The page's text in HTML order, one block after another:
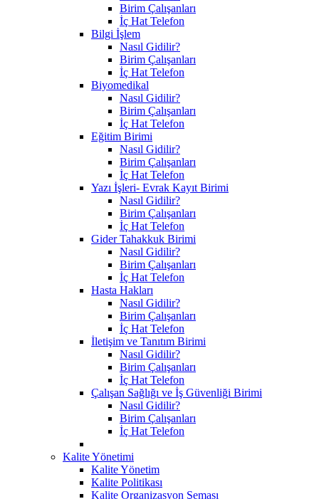
Birim Çalışanları
İç Hat Telefon
Bilgi İşlem
Nasıl Gidilir?
Birim Çalışanları
İç Hat Telefon
Biyomedikal
Nasıl Gidilir?
Birim Çalışanları
İç Hat Telefon
Eğitim Birimi
Nasıl Gidilir?
Birim Çalışanları
İç Hat Telefon
Yazı İşleri- Evrak Kayıt Birimi
Nasıl Gidilir?
Birim Çalışanları
İç Hat Telefon
Gider Tahakkuk Birimi
Nasıl Gidilir?
Birim Çalışanları
İç Hat Telefon
Hasta Hakları
Nasıl Gidilir?
Birim Çalışanları
İç Hat Telefon
İletişim ve Tanıtım Birimi
Nasıl Gidilir?
Birim Çalışanları
İç Hat Telefon
Çalışan Sağlığı ve İş Güvenliği Birimi
Nasıl Gidilir?
Birim Çalışanları
İç Hat Telefon
Kalite Yönetimi
Kalite Yönetim
Kalite Politikası
Kalite Organizasyon Şeması